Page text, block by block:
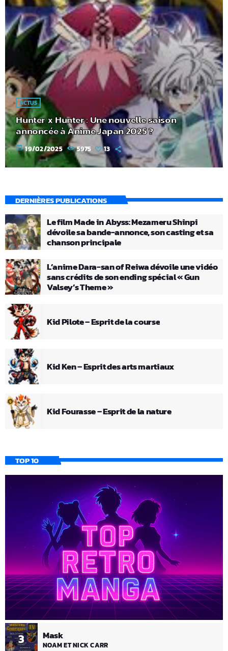
ACTUS
Hunter x Hunter : Une nouvelle saison
annoncée à Anime Japan 2025 ?
today 19/02/2025 5975 13
DERNIÈRES PUBLICATIONS
Le film Made in Abyss: Mezameru Shinpi
dévoile sa bande-annonce, son casting et sa
chanson principale
L’anime Dara-san of Reiwa dévoile une vidéo
sans crédits de son ending spécial « Gun
Valsey’s Theme »
Kid Pilote – Esprit de la course
Kid Ken – Esprit des arts martiaux
Kid Fourasse – Esprit de la nature
TOP 10
3 Mask
NOAM ET NICK CARR